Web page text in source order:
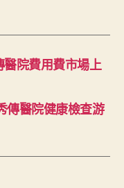
院費用費市場上
傳醫院健康檢查游